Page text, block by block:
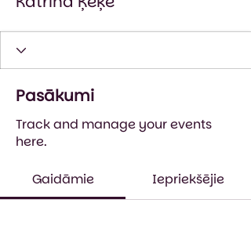
Pasākumi
Track and manage your events
here.
Gaidāmie Iepriekšējie